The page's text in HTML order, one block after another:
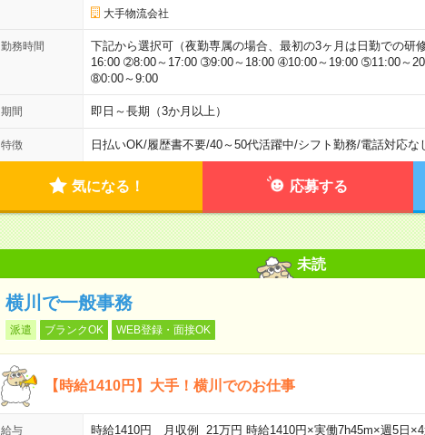
大手物流会社
勤務時間
下記から選択可（夜勤専属の場合、最初の3ヶ月は日勤での研
16:00 ➁8:00～17:00 ➂9:00～18:00 ➃10:00～19:00 ➄11:00～
➇0:00～9:00
期間 即日～長期（3か月以上）
特徴 日払いOK/履歴書不要/40～50代活躍中/シフト勤務/電話対応な
気になる！ 応募する
未読
横川で一般事務
派遣 ブランクOK WEB登録・面接OK
【時給1410円】大手！横川でのお仕事
給与 時給1410円 月収例 21万円 時給1410円×実働7h45m×週5日